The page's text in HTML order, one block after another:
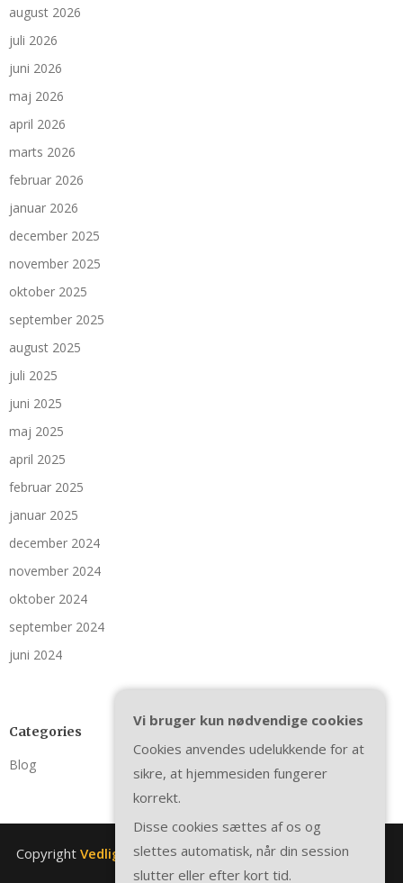
august 2026
juli 2026
juni 2026
maj 2026
april 2026
marts 2026
februar 2026
januar 2026
december 2025
november 2025
oktober 2025
september 2025
august 2025
juli 2025
juni 2025
maj 2025
april 2025
februar 2025
januar 2025
december 2024
november 2024
oktober 2024
september 2024
juni 2024
Categories
Blog
Copyright Vedligeholdelsesplan-1.dk . All rights reserved.
Theme bySuperbThemes
Vi bruger kun nødvendige cookies
Cookies anvendes udelukkende for at
sikre, at hjemmesiden fungerer
korrekt.
Disse cookies sættes af os og
slettes automatisk, når din session
slutter eller efter kort tid.